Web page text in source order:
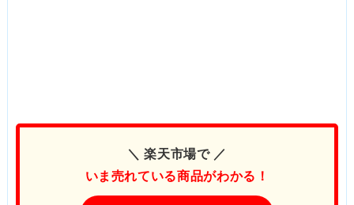
＼ 楽天市場で ／
いま売れている商品がわかる！